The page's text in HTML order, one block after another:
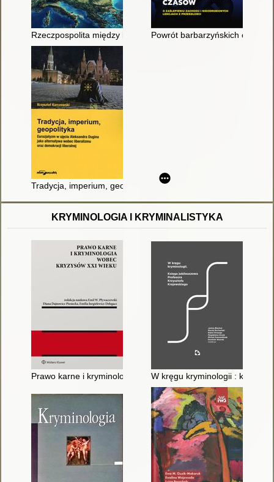
Rzeczpospolita między lądem a morzem : o wojnie i pokoju
Powrót barbarzyńskich
Tradycja, imperium, geopolityka : eurazjatyzm w ujęciu
KRYMINOLOGIA I KRYMINALISTYKA
Prawo karne i kryminologia wobec kryzysów XXI wieku
W kręgu kryminologii : księga